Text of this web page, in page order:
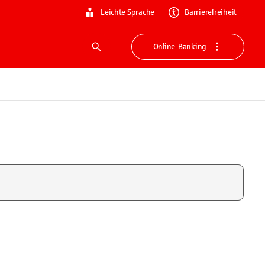
Leichte Sprache Barrierefreiheit
Suche
Online-Banking